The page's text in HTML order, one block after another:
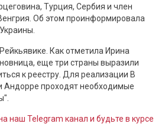
Турция, Сербия и член
Об этом проинформировала
Как отметила Ирина
еще три страны выразили
к реестру. Для реализации В
Андорре проходят необходимые
наш Telegram канал и будьте в курсе